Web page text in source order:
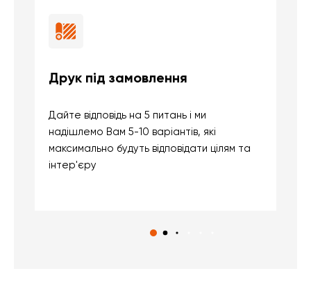
Друк під замовлення
Дайте відповідь на 5 питань і ми
надішлемо Вам 5-10 варіантів, які
максимально будуть відповідати цілям та
інтер'єру